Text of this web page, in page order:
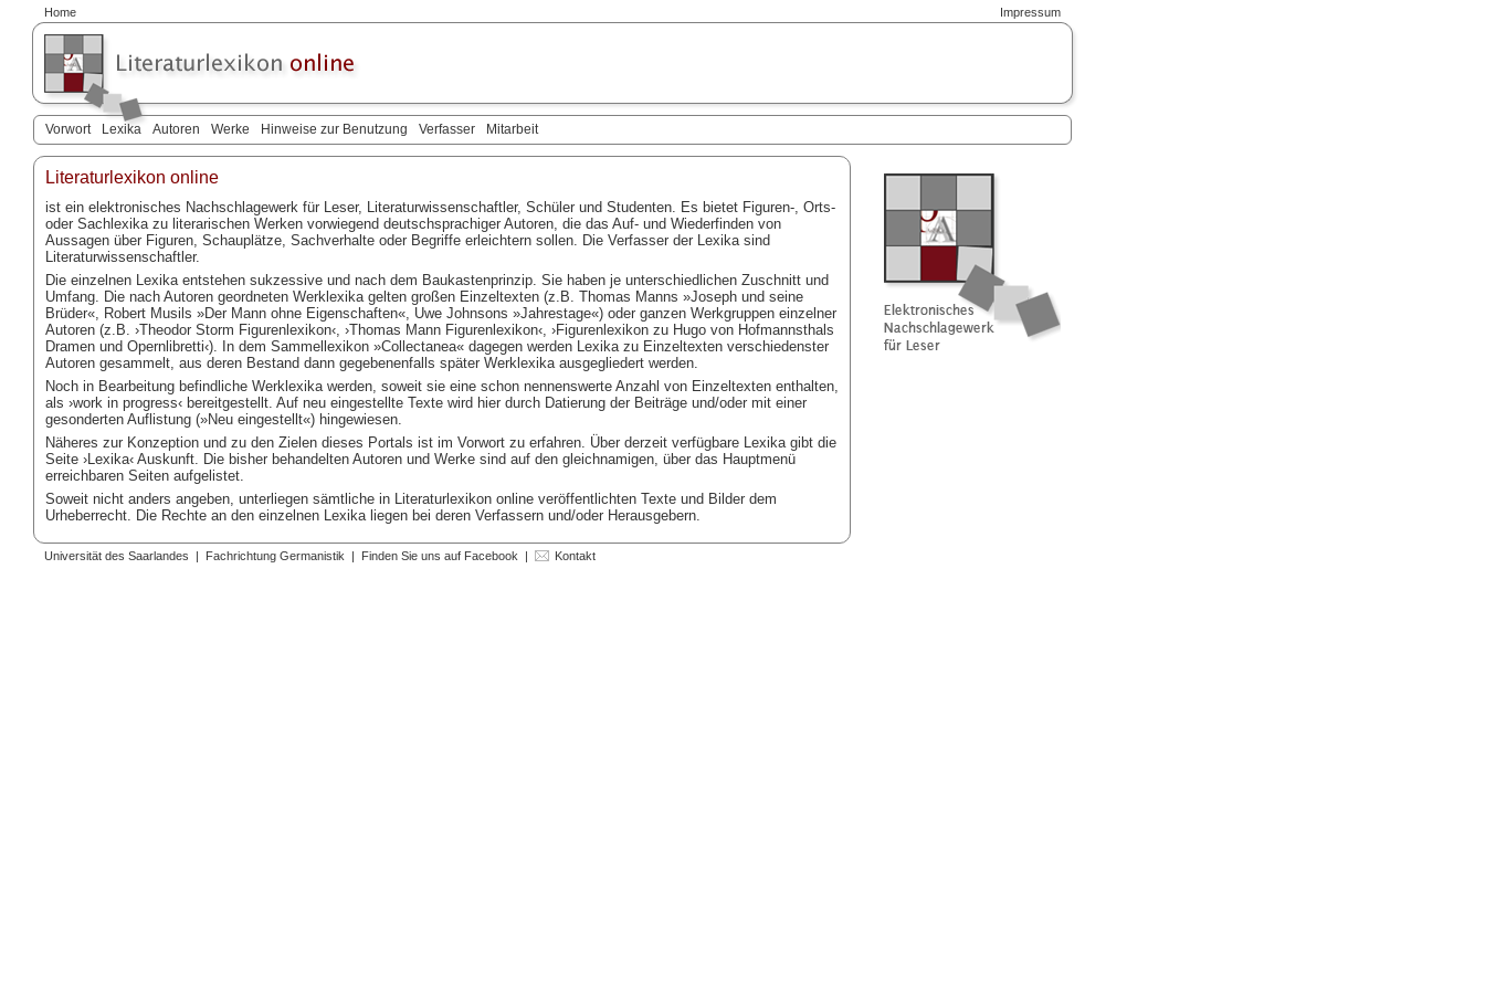
Home Impressum
Vorwort Lexika Autoren Werke Hinweise zur Benutzung Verfasser Mitarbeit
Literaturlexikon online
ist ein elektronisches Nachschlagewerk für Leser, Literaturwissenschaftler, Schüler und Studenten. Es bietet Figuren-, Orts-
oder Sachlexika zu literarischen Werken vorwiegend deutschsprachiger Autoren, die das Auf- und Wiederfinden von
Aussagen über Figuren, Schauplätze, Sachverhalte oder Begriffe erleichtern sollen. Die Verfasser der Lexika sind
Literaturwissenschaftler.
Die einzelnen Lexika entstehen sukzessive und nach dem Baukastenprinzip. Sie haben je unterschiedlichen Zuschnitt und
Umfang. Die nach Autoren geordneten Werklexika gelten großen Einzeltexten (z.B. Thomas Manns »Joseph und seine
Brüder«, Robert Musils »Der Mann ohne Eigenschaften«, Uwe Johnsons »Jahrestage«) oder ganzen Werkgruppen einzelner
Autoren (z.B. ›Theodor Storm Figurenlexikon‹, ›Thomas Mann Figurenlexikon‹, ›Figurenlexikon zu Hugo von Hofmannsthals
Dramen und Opernlibretti‹). In dem Sammellexikon »Collectanea« dagegen werden Lexika zu Einzeltexten verschiedenster
Autoren gesammelt, aus deren Bestand dann gegebenenfalls später Werklexika ausgegliedert werden.
Noch in Bearbeitung befindliche Werklexika werden, soweit sie eine schon nennenswerte Anzahl von Einzeltexten enthalten,
als ›work in progress‹ bereitgestellt. Auf neu eingestellte Texte wird hier durch Datierung der Beiträge und/oder mit einer
gesonderten Auflistung (»Neu eingestellt«) hingewiesen.
Näheres zur Konzeption und zu den Zielen dieses Portals ist im Vorwort zu erfahren. Über derzeit verfügbare Lexika gibt die
Seite ›Lexika‹ Auskunft. Die bisher behandelten Autoren und Werke sind auf den gleichnamigen, über das Hauptmenü
erreichbaren Seiten aufgelistet.
Soweit nicht anders angeben, unterliegen sämtliche in Literaturlexikon online veröffentlichten Texte und Bilder dem
Urheberrecht. Die Rechte an den einzelnen Lexika liegen bei deren Verfassern und/oder Herausgebern.
Universität des Saarlandes | Fachrichtung Germanistik | Finden Sie uns auf Facebook | Kontakt